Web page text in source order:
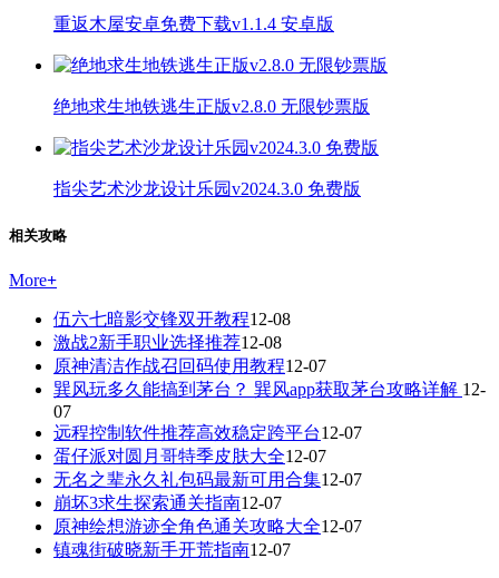
重返木屋安卓免费下载v1.1.4 安卓版
绝地求生地铁逃生正版v2.8.0 无限钞票版
指尖艺术沙龙设计乐园v2024.3.0 免费版
相关攻略
More+
伍六七暗影交锋双开教程12-08
激战2新手职业选择推荐12-08
原神清洁作战召回码使用教程12-07
巽风玩多久能搞到茅台？ 巽风app获取茅台攻略详解 12-
07
远程控制软件推荐高效稳定跨平台12-07
蛋仔派对圆月哥特季皮肤大全12-07
无名之辈永久礼包码最新可用合集12-07
崩坏3求生探索通关指南12-07
原神绘想游迹全角色通关攻略大全12-07
镇魂街破晓新手开荒指南12-07